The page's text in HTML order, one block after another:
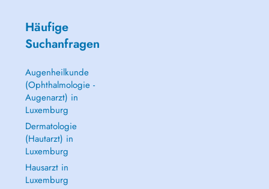
Häufige
Suchanfragen
Augenheilkunde
(Ophthalmologie -
Augenarzt) in
Luxemburg
Dermatologie
(Hautarzt) in
Luxemburg
Hausarzt in
Luxemburg